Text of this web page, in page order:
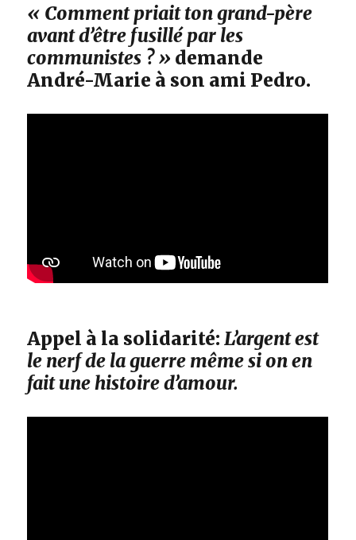
« Comment priait ton grand-père
avant d’être fusillé par les
communistes ? » demande
André-Marie à son ami Pedro.
Appel à la solidarité:L’argent est
le nerf de la guerre même si on en
fait une histoire d’amour.